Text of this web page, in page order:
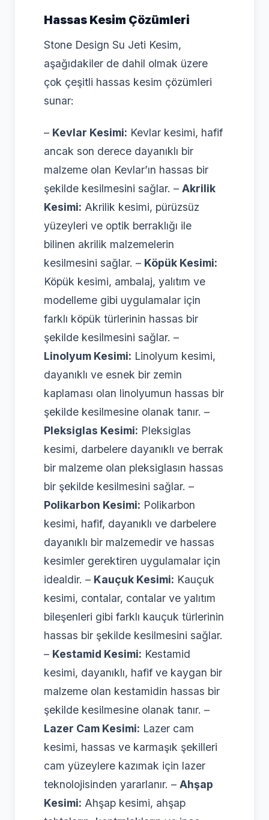
Hassas Kesim Çözümleri
Stone Design Su Jeti Kesim,
aşağıdakiler de dahil olmak üzere
çok çeşitli hassas kesim çözümleri
sunar:
– Kevlar Kesimi: Kevlar kesimi, hafif
ancak son derece dayanıklı bir
malzeme olan Kevlar’ın hassas bir
şekilde kesilmesini sağlar. – Akrilik
Kesimi: Akrilik kesimi, pürüzsüz
yüzeyleri ve optik berraklığı ile
bilinen akrilik malzemelerin
kesilmesini sağlar. – Köpük Kesimi:
Köpük kesimi, ambalaj, yalıtım ve
modelleme gibi uygulamalar için
farklı köpük türlerinin hassas bir
şekilde kesilmesini sağlar. –
Linolyum Kesimi: Linolyum kesimi,
dayanıklı ve esnek bir zemin
kaplaması olan linolyumun hassas bir
şekilde kesilmesine olanak tanır. –
Pleksiglas Kesimi: Pleksiglas
kesimi, darbelere dayanıklı ve berrak
bir malzeme olan pleksiglasın hassas
bir şekilde kesilmesini sağlar. –
Polikarbon Kesimi: Polikarbon
kesimi, hafif, dayanıklı ve darbelere
dayanıklı bir malzemedir ve hassas
kesimler gerektiren uygulamalar için
idealdir. – Kauçuk Kesimi: Kauçuk
kesimi, contalar, contalar ve yalıtım
bileşenleri gibi farklı kauçuk türlerinin
hassas bir şekilde kesilmesini sağlar.
– Kestamid Kesimi: Kestamid
kesimi, dayanıklı, hafif ve kaygan bir
malzeme olan kestamidin hassas bir
şekilde kesilmesine olanak tanır. –
Lazer Cam Kesimi: Lazer cam
kesimi, hassas ve karmaşık şekilleri
cam yüzeylere kazımak için lazer
teknolojisinden yararlanır. – Ahşap
Kesimi: Ahşap kesimi, ahşap